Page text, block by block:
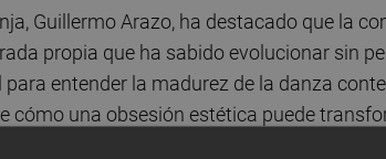
Guillermo Arazo, ha destacado que la
propia que ha sabido evolucionar sin
entender la madurez de la danza
cómo una obsesión estética puede